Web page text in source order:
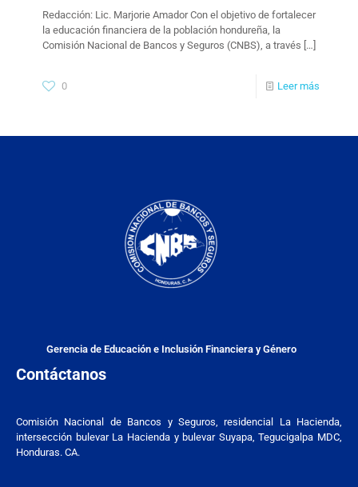
Redacción: Lic. Marjorie Amador Con el objetivo de fortalecer
la educación financiera de la población hondureña, la
Comisión Nacional de Bancos y Seguros (CNBS), a través […]
0 Leer más
Gerencia de Educación e Inclusión Financiera y Género
Contáctanos
Comisión Nacional de Bancos y Seguros, residencial La Hacienda,
intersección bulevar La Hacienda y bulevar Suyapa, Tegucigalpa MDC,
Honduras. CA.